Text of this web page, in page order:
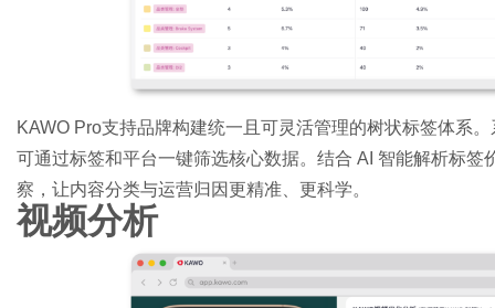
KAWO Pro支持品牌构建统一且可灵活管理的树状标签体系
可通过标签和平台一键筛选核心数据。结合 AI 智能解析标
察，让内容分类与运营归因更精准、更科学。
视频分析